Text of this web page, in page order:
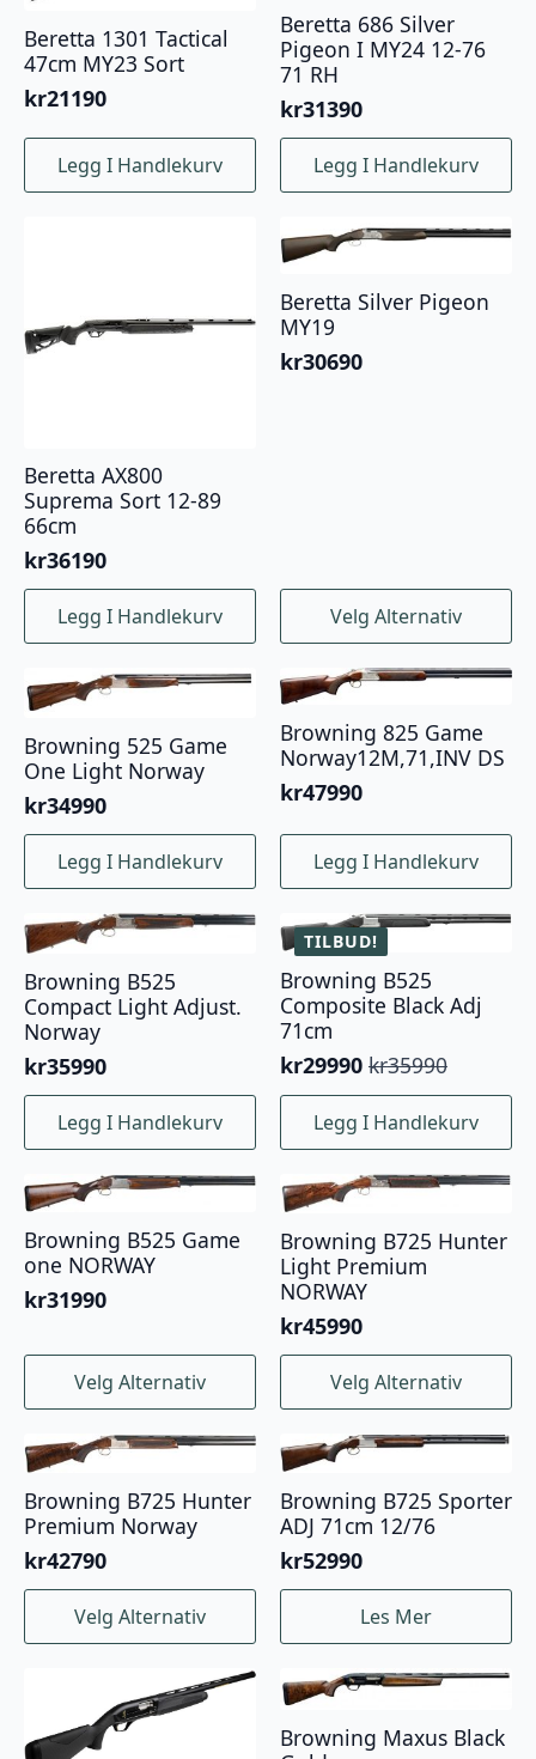
Beretta 1301 Tactical
47cm MY23 Sort
kr21190
Legg I Handlekurv
Beretta 686 Silver
Pigeon I MY24 12-76
71 RH
kr31390
Legg I Handlekurv
Beretta AX800
Suprema Sort 12-89
66cm
kr36190
Legg I Handlekurv
Beretta Silver Pigeon
MY19
kr30690
Velg Alternativ
Dette
produktet
flere
varianter.
Alternativene
kan
velges
produktsiden
Browning 525 Game
One Light Norway
kr34990
Legg I Handlekurv
Browning 825 Game
Norway12M,71,INV DS
kr47990
Legg I Handlekurv
Browning B525
Compact Light Adjust.
Norway
kr35990
Legg I Handlekurv
TILBUD!
Browning B525
Composite Black Adj
71cm
kr35990
Opprinnelig
pris
var:
kr35990.
kr29990
Nåværende
pris
kr29990.
Legg I Handlekurv
Browning B525 Game
one NORWAY
kr31990
Velg Alternativ
Dette
produktet
flere
varianter.
Alternativene
kan
velges
på
produktsiden
Browning B725 Hunter
Light Premium
NORWAY
kr45990
Velg Alternativ
Dette
produktet
flere
varianter.
Alternativene
kan
velges
på
produktsiden
Browning B725 Hunter
Premium Norway
kr42790
Velg Alternativ
Dette
produktet
varianter.
Alternativene
Browning B725 Sporter
ADJ 71cm 12/76
kr52990
Les Mer
Browning Maxus Black